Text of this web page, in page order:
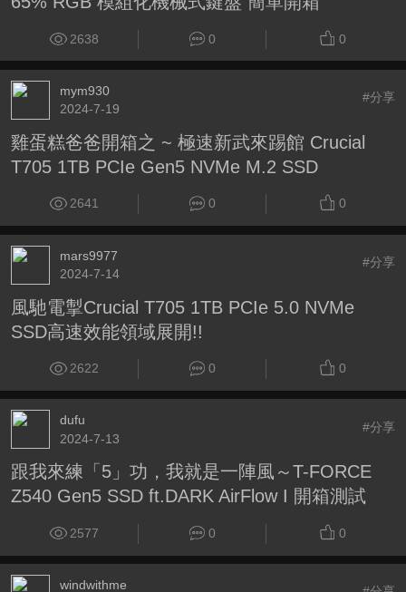
2638 0 0
mym930
2024-7-19
#分享
雞蛋糕爸爸開箱之 ~ 極速新武來踢館 Crucial
T705 1TB PCIe Gen5 NVMe M.2 SSD
2641 0 0
mars9977
2024-7-14
#分享
風馳電掣Crucial T705 1TB PCIe 5.0 NVMe
SSD高速效能領域展開!!
2622 0 0
dufu
2024-7-13
#分享
跟我來練「5」功，我就是一陣風～T-FORCE
Z540 Gen5 SSD ft.DARK AirFlow I 開箱測試
2577 0 0
windwithme